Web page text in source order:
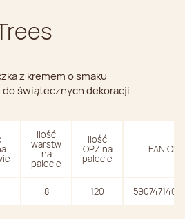
z kremem o smaku
świątecznych dekoracji.
Ilość
warstw
na
palecie
Ilość
OPZ na
palecie
EAN OPJ
8 120